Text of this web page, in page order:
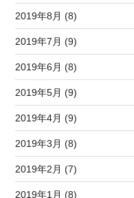
2019年8月 (8)
2019年7月 (9)
2019年6月 (8)
2019年5月 (9)
2019年4月 (9)
2019年3月 (8)
2019年2月 (7)
2019年1月 (8)